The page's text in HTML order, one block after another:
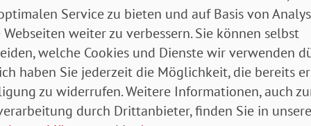
Zahl wird demografiebedingt weiter steigen. Es
zu Hause alt werden zu können und eine
jedoch nicht nur im Interesse von Senior*innen
sowie behinderten Menschen. Sie bietet Komfort,
Service zu bieten und auf Basis von
Webseiten weiter zu verbessern. Sie können selbst
welche Cookies und Dienste wir verwenden
haben Sie jederzeit die Möglichkeit, die bereits
zu widerrufen. Weitere Informationen, auch
durch Drittanbieter, finden Sie in